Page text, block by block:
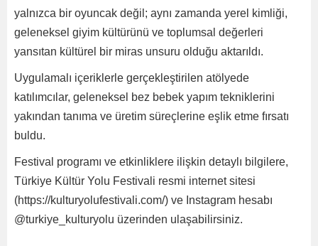
yalnızca bir oyuncak değil; aynı zamanda yerel kimliği,
geleneksel giyim kültürünü ve toplumsal değerleri
yansıtan kültürel bir miras unsuru olduğu aktarıldı.
Uygulamalı içeriklerle gerçekleştirilen atölyede
katılımcılar, geleneksel bez bebek yapım tekniklerini
yakından tanıma ve üretim süreçlerine eşlik etme fırsatı
buldu.
Festival programı ve etkinliklere ilişkin detaylı bilgilere,
Türkiye Kültür Yolu Festivali resmi internet sitesi
(https://kulturyolufestivali.com/) ve Instagram hesabı
@turkiye_kulturyolu üzerinden ulaşabilirsiniz.